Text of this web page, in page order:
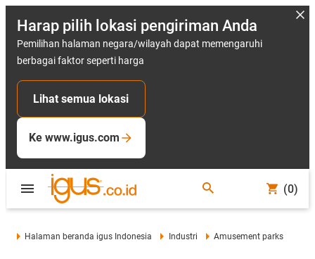
Harap pilih lokasi pengiriman Anda
Pemilihan halaman negara/wilayah dapat memengaruhi
berbagai faktor seperti harga
Lihat semua lokasi
Ke www.igus.com
(0)
Halaman beranda igus Indonesia Industri Amusement parks